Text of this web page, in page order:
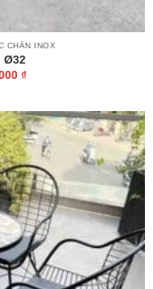
CHÂN INOX
Ø32
₫Giá
270,000 ₫.